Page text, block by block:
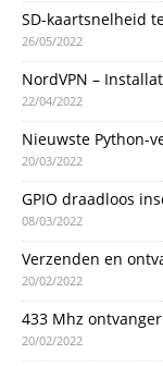
SD-kaartsnelheid
26/05/2022
NordVPN –
22/04/2022
Nieuwste Python-
20/03/2022
GPIO draadloos
08/03/2022
Verzenden en
20/02/2022
433 Mhz
20/02/2022